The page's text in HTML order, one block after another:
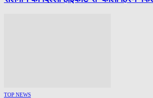
TOP NEWS